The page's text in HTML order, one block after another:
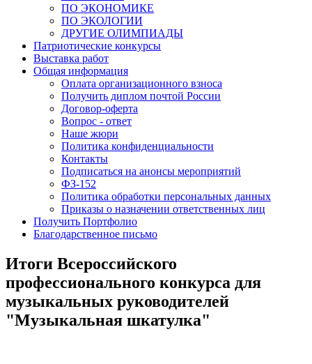
ПО ЭКОНОМИКЕ
ПО ЭКОЛОГИИ
ДРУГИЕ ОЛИМПИАДЫ
Патриотические конкурсы
Выставка работ
Общая информация
Оплата организационного взноса
Получить диплом почтой России
Договор-оферта
Вопрос - ответ
Наше жюри
Политика конфиденциальности
Контакты
Подписаться на анонсы мероприятий
ФЗ-152
Политика обработки персональных данных
Приказы о назначении ответственных лиц
Получить Портфолио
Благодарственное письмо
Итоги Всероссийского
профессионального конкурса для
музыкальных руководителей
"Музыкальная шкатулка"